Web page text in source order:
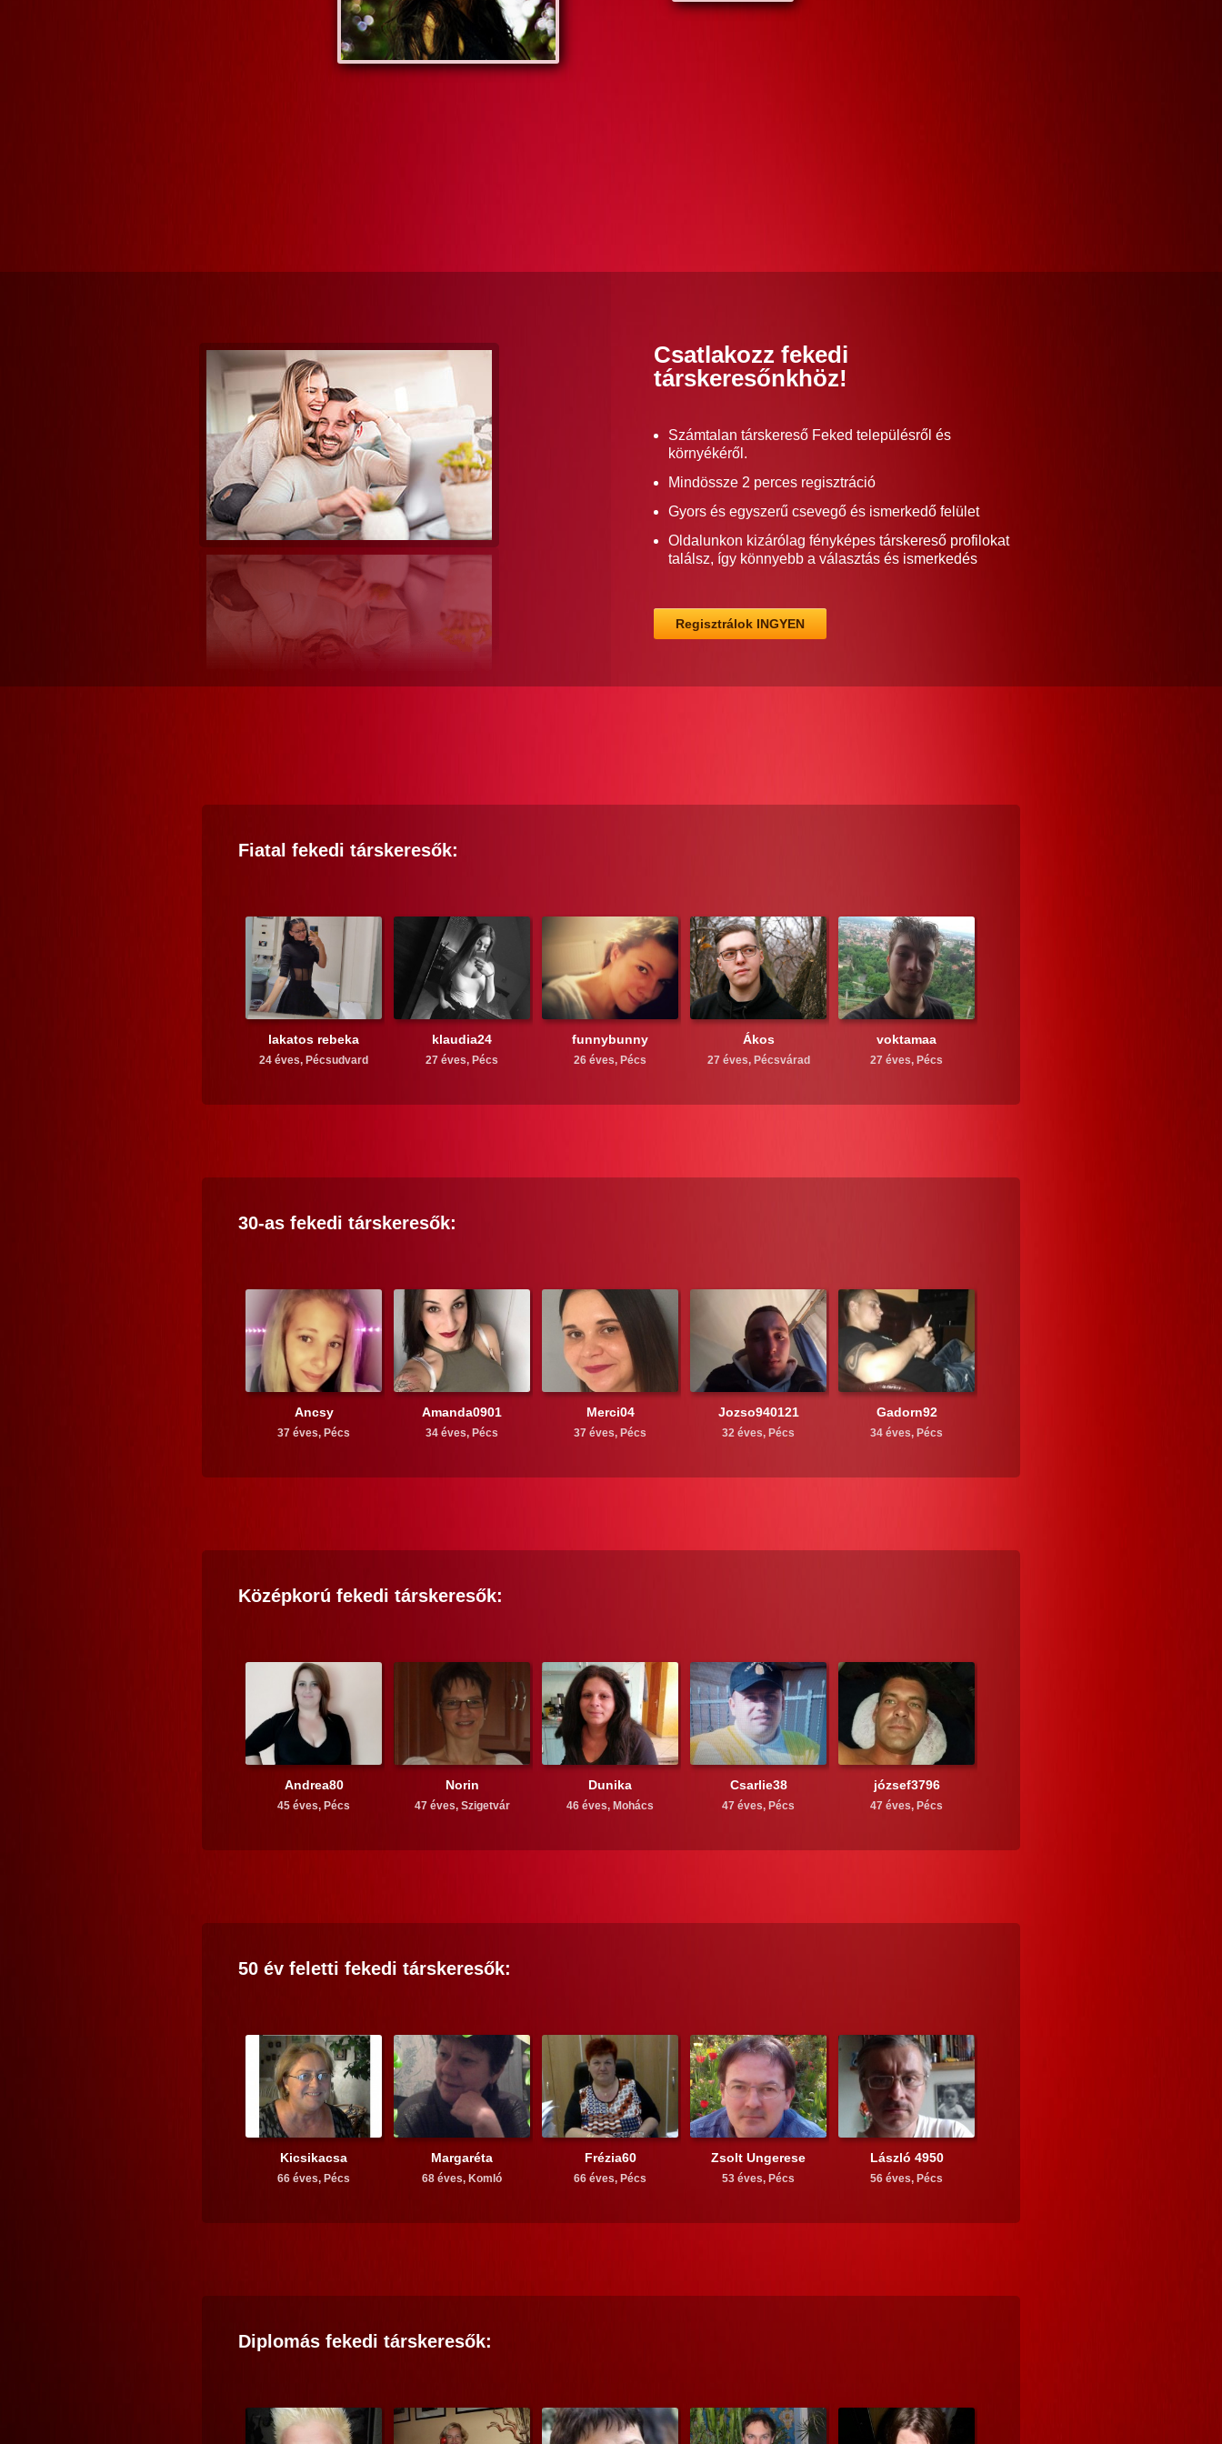
Csatlakozz fekedi
társkeresőnkhöz!
Számtalan társkereső Feked településről és
környékéről.
Mindössze 2 perces regisztráció
Gyors és egyszerű csevegő és ismerkedő felület
Oldalunkon kizárólag fényképes társkereső profilokat
találsz, így könnyebb a választás és ismerkedés
Regisztrálok INGYEN
Fiatal fekedi társkeresők:
lakatos rebeka
24 éves, Pécsudvard
klaudia24
27 éves, Pécs
funnybunny
26 éves, Pécs
Ákos
27 éves, Pécsvárad
voktamaa
27 éves, Pécs
30-as fekedi társkeresők:
Ancsy
37 éves, Pécs
Amanda0901
34 éves, Pécs
Merci04
37 éves, Pécs
Jozso940121
32 éves, Pécs
Gadorn92
34 éves, Pécs
Középkorú fekedi társkeresők:
Andrea80
45 éves, Pécs
Norin
47 éves, Szigetvár
Dunika
46 éves, Mohács
Csarlie38
47 éves, Pécs
józsef3796
47 éves, Pécs
50 év feletti fekedi társkeresők:
Kicsikacsa
66 éves, Pécs
Margaréta
68 éves, Komló
Frézia60
66 éves, Pécs
Zsolt Ungerese
53 éves, Pécs
László 4950
56 éves, Pécs
Diplomás fekedi társkeresők: